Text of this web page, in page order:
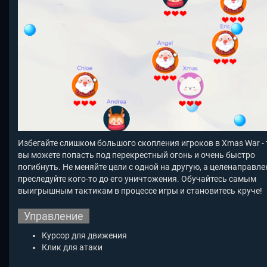
Избегайте слишком большого скопления игроков в Xmas War -
вы можете попасть под перекрестный огонь и очень быстро
погибнуть. Не меняйте цели с одной на другую, а
преследуйте кого-то до его уничтожения. Обучайтесь самым
выигрышным тактикам в процессе игры и становитесь круче!
Управление
Курсор для движения
Клик для атаки